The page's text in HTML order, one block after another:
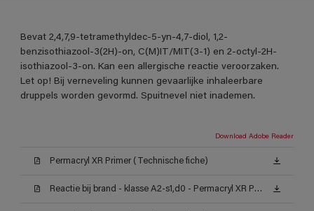
Bevat 2,4,7,9-tetramethyldec-5-yn-4,7-diol, 1,2-
benzisothiazool-3(2H)-on, C(M)IT/MIT(3-1) en 2-octyl-2H-
isothiazool-3-on. Kan een allergische reactie veroorzaken.
Let op! Bij verneveling kunnen gevaarlijke inhaleerbare
druppels worden gevormd. Spuitnevel niet inademen.
Download Adobe Reader
Permacryl XR Primer (Technische fiche)
Reactie bij brand - klasse A2-s1,d0 - Permacryl XR Primer